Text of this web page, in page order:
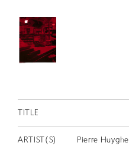
RETRACE
コンサート
出演者
動画
TITLE
ARTIST(S) Pierre Huyghe